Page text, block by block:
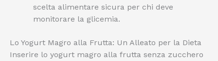
scelta alimentare sicura per chi deve
monitorare la glicemia.
Lo Yogurt Magro alla Frutta: Un Alleato per la Dieta
Inserire lo yogurt magro alla frutta senza zucchero